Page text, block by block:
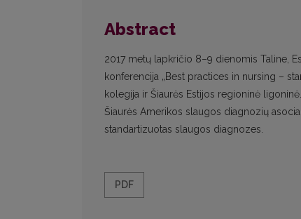
Abstract
2017 metų lapkričio 8–9 dienomis Taline,
konferencija „Best practices in nursing –
kolegija ir Šiaurės Estijos regioninė
Šiaurės Amerikos slaugos diagnozių
standartizuotas slaugos diagnozes.
PDF